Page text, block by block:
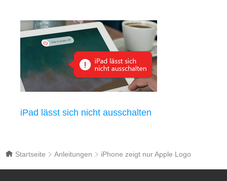
iPad lässt sich nicht ausschalten
Startseite Anleitungen iPhone zeigt nur Apple Logo